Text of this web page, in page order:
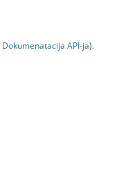
Dokumenаtаcijа API-jа).